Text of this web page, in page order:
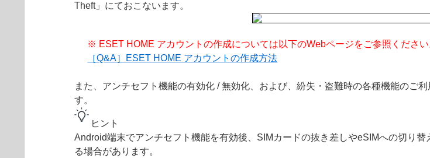
Theft」にておこないます。
※ ESET HOME アカウントの作成については以下のWebページをご参照ください
［Q&A］ESET HOME アカウントの作成方法
また、アンチセフト機能の有効化 / 無効化、および、紛失・盗難時の各種機能のご
す。
ヒント
Android端末でアンチセフト機能を有効後、SIMカードの抜き差しやeSIMへの切り
る場合があります。